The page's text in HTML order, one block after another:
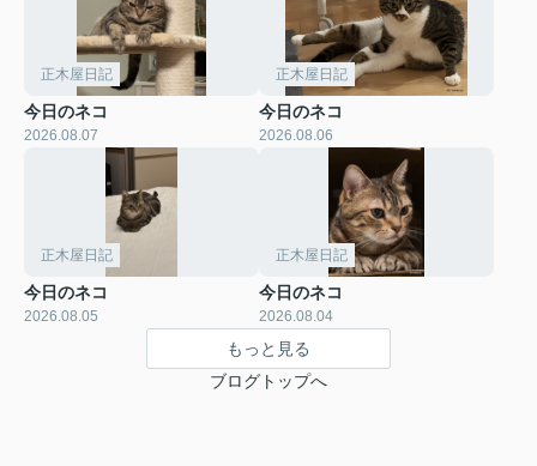
正木屋日記
今日のネコ
2026.08.07
正木屋日記
今日のネコ
2026.08.06
正木屋日記
今日のネコ
2026.08.05
正木屋日記
今日のネコ
2026.08.04
もっと見る
ブログトップへ